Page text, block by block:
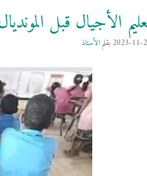
الأجيال قبل
2023-11- بقلمالأستاذ